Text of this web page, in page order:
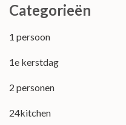
Categorieën
1 persoon
1e kerstdag
2 personen
24kitchen